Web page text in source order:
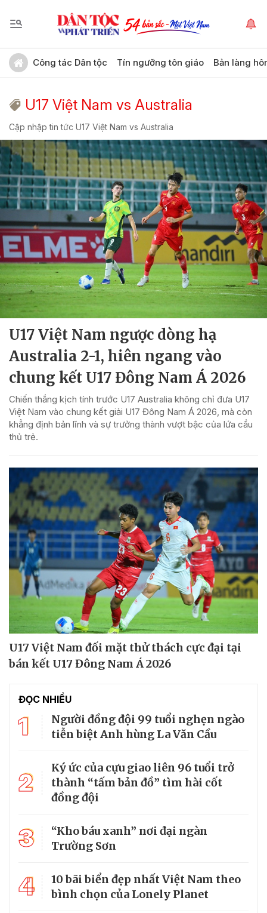
Công tác Dân tộc Tín ngưỡng tôn giáo Bản làng
U17 Việt Nam vs Australia
Cập nhập tin tức U17 Việt Nam vs Australia
U17 Việt Nam ngược dòng hạ
Australia 2-1, hiên ngang vào
chung kết U17 Đông Nam Á 2026
Chiến thắng kịch tính trước U17 Australia không chỉ đưa U17
Việt Nam vào chung kết giải U17 Đông Nam Á 2026, mà còn
khẳng định bản lĩnh và sự trưởng thành vượt bậc của lứa cầu
thủ trẻ.
U17 Việt Nam đối mặt thử thách cực đại tại
bán kết U17 Đông Nam Á 2026
ĐỌC NHIỀU
1
Người đồng đội 99 tuổi nghẹn ngào
tiễn biệt Anh hùng La Văn Cầu
2
Ký ức của cựu giao liên 96 tuổi trở
thành “tấm bản đồ” tìm hài cốt
đồng đội
3
“Kho báu xanh” nơi đại ngàn
Trường Sơn
4
10 bãi biển đẹp nhất Việt Nam theo
bình chọn của Lonely Planet